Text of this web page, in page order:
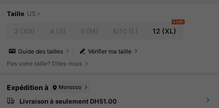
Taille US
12 (XL)
4 left
Vérifier ma taille
Guide des tailles
Pas votre taille? Dites-nous
Expédition à Morocco
Livraison à seulement DH51.00